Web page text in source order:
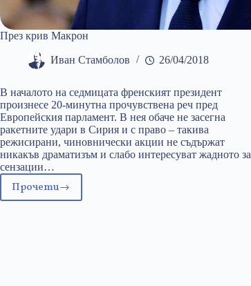
През крив Макрон
Иван Стамболов 26/04/2018
В началото на седмицата френският президент
произнесе 20-минутна прочувствена реч пред
Европейския парламент. В нея обаче не засегна
ракетните удари в Сирия и с право – такива
режисирани, чиновнически акции не съдържат
никакъв драматизъм и слабо интересуват жадното за
сензации…
Прочети
През